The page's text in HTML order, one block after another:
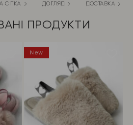
СІТКА ДОГЛЯД ДОСТАВКА
ПРОДУКТИ
New